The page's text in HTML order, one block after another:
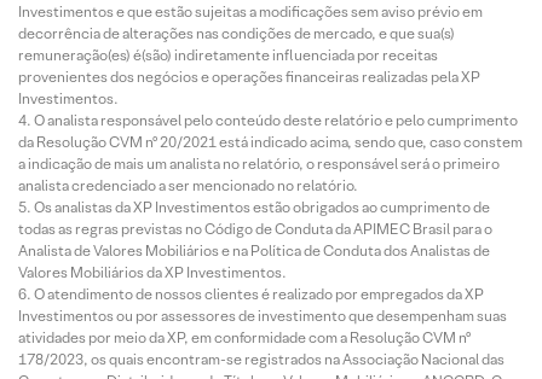
Investimentos e que estão sujeitas a modificações sem aviso prévio em
decorrência de alterações nas condições de mercado, e que sua(s)
remuneração(es) é(são) indiretamente influenciada por receitas
provenientes dos negócios e operações financeiras realizadas pela XP
Investimentos.
O analista responsável pelo conteúdo deste relatório e pelo cumprimento
da Resolução CVM nº 20/2021 está indicado acima, sendo que, caso constem
a indicação de mais um analista no relatório, o responsável será o primeiro
analista credenciado a ser mencionado no relatório.
Os analistas da XP Investimentos estão obrigados ao cumprimento de
todas as regras previstas no Código de Conduta da APIMEC Brasil para o
Analista de Valores Mobiliários e na Política de Conduta dos Analistas de
Valores Mobiliários da XP Investimentos.
O atendimento de nossos clientes é realizado por empregados da XP
Investimentos ou por assessores de investimento que desempenham suas
atividades por meio da XP, em conformidade com a Resolução CVM nº
178/2023, os quais encontram-se registrados na Associação Nacional das